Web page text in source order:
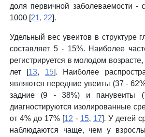
доля первичной заболеваемости -
1000 [21, 22].
Удельный вес увеитов в структуре
составляет 5 - 15%. Наиболее
регистрируется в молодом
лет [13, 15]. Наиболее
являются передние увеиты (37 -
задние (9 - 38%) и панувеиты
диагностируются изолированные
от 4% до 17% [12 - 15, 17]. У детей
наблюдаются чаще, чем у